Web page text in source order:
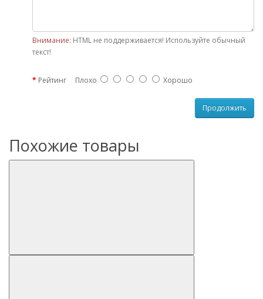
Внимание: HTML не поддерживается! Используйте обычный
текст!
Рейтинг Плохо Хорошо
Продолжить
Похожие товары